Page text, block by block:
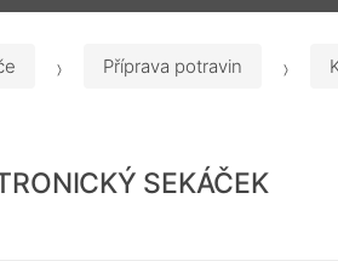
Příprava potravin
SEKÁČEK